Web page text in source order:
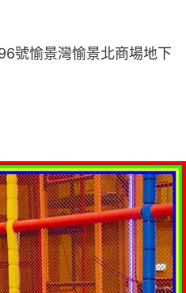
號愉景灣愉景北商場地下